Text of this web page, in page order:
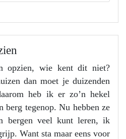
opzien, wie kent dit niet?
dan moet je duizenden
heb ik er zo’n hekel
berg tegenop. Nu hebben ze
bergen veel kunt leren, ik
Want sta maar eens voor